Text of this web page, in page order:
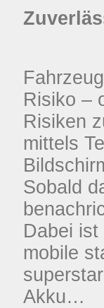
Risiko –
Risiken
mittels
Sobald
Dabei
mobile
Akku…